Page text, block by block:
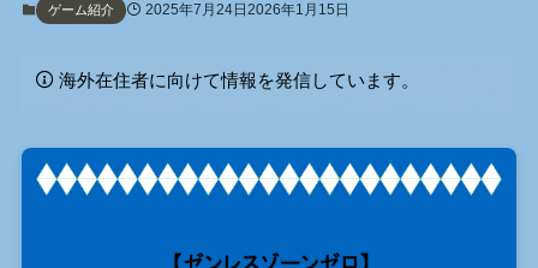
ゲーム紹介 2025年7月24日 2026年1月15日
海外在住者に向けて情報を発信しています。